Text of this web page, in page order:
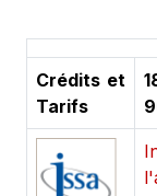
Crédits et
Tarifs